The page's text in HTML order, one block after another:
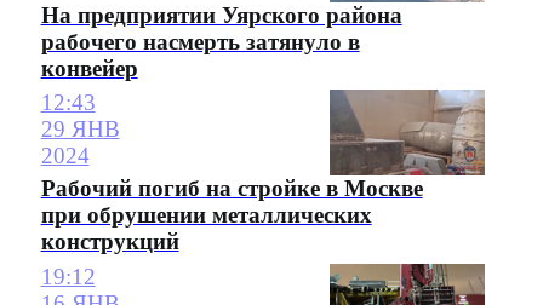
На предприятии Уярского района
рабочего насмерть затянуло в
конвейер
12:43
29 ЯНВ
2024
Рабочий погиб на стройке в Москве
при обрушении металлических
конструкций
19:12